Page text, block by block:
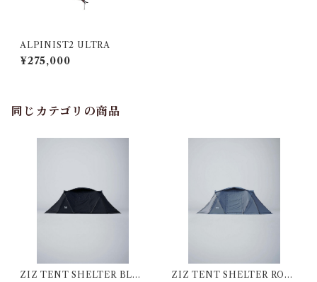
ALPINIST2 ULTRA
¥275,000
同じカテゴリの商品
ZIZ TENT SHELTER BLA
ZIZ TENT SHELTER ROC